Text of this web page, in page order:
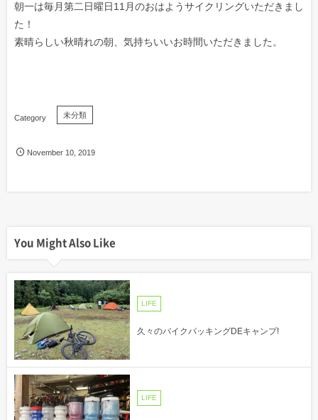
朝一は毎月第二日曜日11月のおはようサイクリングいただきまし
た！
素晴らしい秋晴れの朝、気持ちいいお時間いただきました。
未分類
November 10 ,2019
You Might Also Like
LIFE
久々のバイクパッキングDEキャンプ!
LIFE